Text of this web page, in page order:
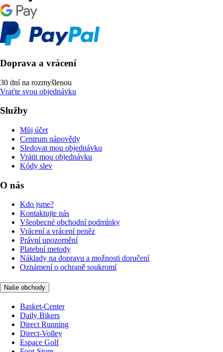
Doprava a vrácení
30 dní na rozmyšlenou
Vraťte svou objednávku
Služby
Můj účet
Centrum nápovědy
Sledovat mou objednávku
Vrátit mou objednávku
Kódy slev
O nás
Kdo jsme?
Kontaktujte nás
Všeobecné obchodní podmínky
Vrácení a vrácení peněz
Právní upozornění
Platební metody
Náklady na dopravu a možnosti doručení
Oznámení o ochraně soukromí
Naše obchody
Basket-Center
Daily Bikers
Direct Running
Direct-Volley
Espace Golf